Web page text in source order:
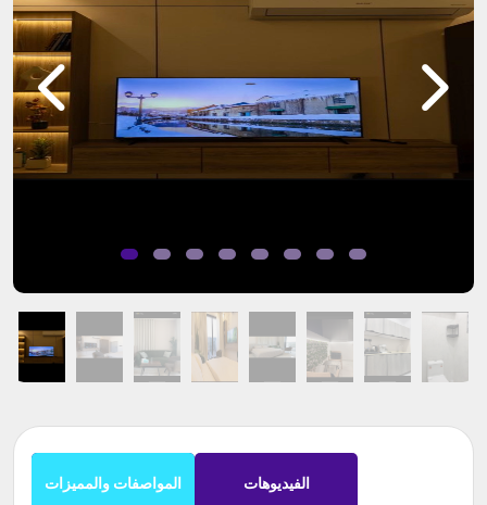
المواصفات والمميزات الفيديوهات